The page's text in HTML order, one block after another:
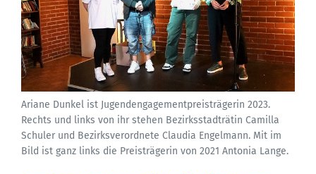
Ariane Dunkel ist Jugendengagementpreisträgerin 2023.
Rechts und links von ihr stehen Bezirksstadträtin Camilla
Schuler und Bezirksverordnete Claudia Engelmann. Mit im
Bild ist ganz links die Preisträgerin von 2021 Antonia Lange.